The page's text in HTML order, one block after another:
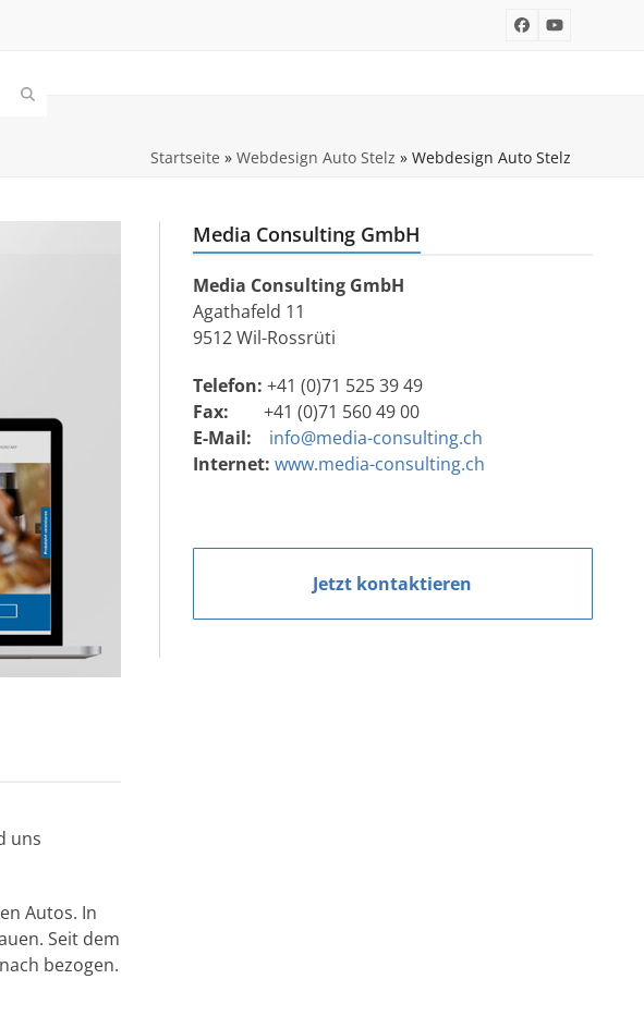
FacebookYouTube
Startseite » Webdesign Auto Stelz » Webdesign Auto Stelz
uns
Autos. In
Seit dem
bezogen.
Media Consulting GmbH
Media Consulting GmbH
Agathafeld 11
9512 Wil-Rossrüti
Telefon: +41 (0)71 525 39 49
Fax: +41 (0)71 560 49 00
E-Mail:
info@media-consulting.ch
Internet: www.media-consulting.ch
Jetzt kontaktieren